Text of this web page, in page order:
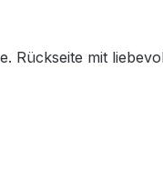
Rückseite mit